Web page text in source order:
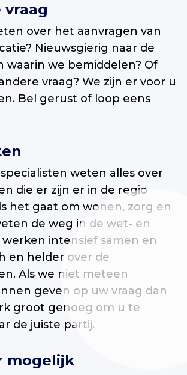
vraag
over het aanvragen van
Nieuwsgierig naar de
waarin we bemiddelen? Of
vraag? We zijn er voor u
Bel gerust of loop eens
weten alles over
die er zijn er in de regio
het gaat om wonen, zorg en
de weg in de wet- en
intensief samen en
en helder over de
Als we niet meteen
geven op uw vraag dan
groot genoeg om u te
de juiste partij.
mogelijk